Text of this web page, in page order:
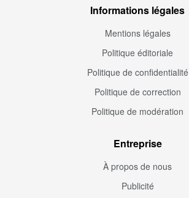
Informations légales
Mentions légales
Politique éditoriale
Politique de confidentialité
Politique de correction
Politique de modération
Entreprise
À propos de nous
Publicité